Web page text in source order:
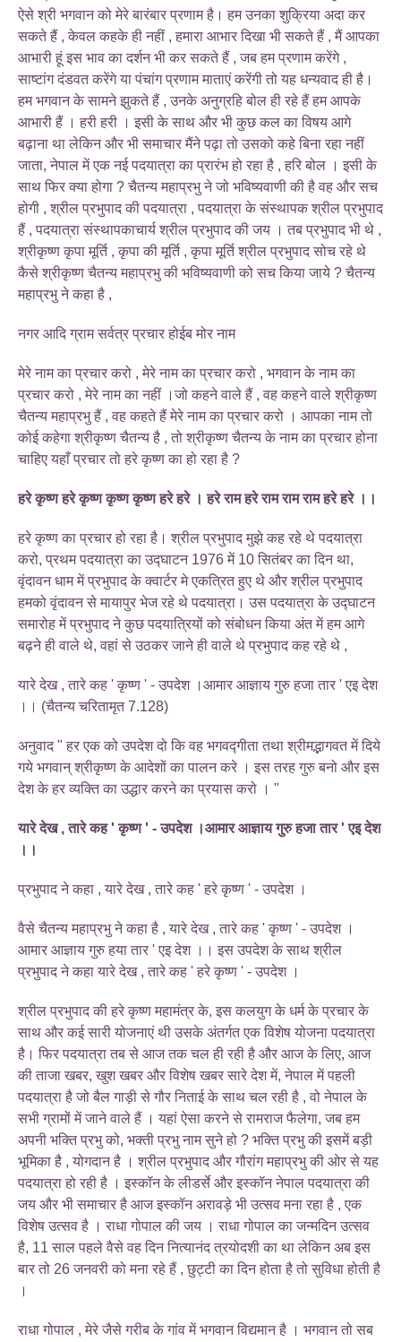
ऐसे श्री भगवान को मेरे बारंबार प्रणाम है। हम उनका शुक्रिया अदा कर
सकते हैं , केवल कहके ही नहीं , हमारा आभार दिखा भी सकते हैं , मैं आपका
आभारी हूं इस भाव का दर्शन भी कर सकते हैं , जब हम प्रणाम करेंगे ,
साष्टांग दंडवत करेंगे या पंचांग प्रणाम माताएं करेंगी तो यह धन्यवाद ही है।
हम भगवान के सामने झुकते हैं , उनके अनुग्रहि बोल ही रहे हैं हम आपके
आभारी हैं । हरी हरी । इसी के साथ और भी कुछ कल का विषय आगे
बढ़ाना था लेकिन और भी समाचार मैंने पढ़ा तो उसको कहे बिना रहा नहीं
जाता, नेपाल में एक नई पदयात्रा का प्रारंभ हो रहा है , हरि बोल । इसी के
साथ फिर क्या होगा ? चैतन्य महाप्रभु ने जो भविष्यवाणी की है वह और सच
होगी , श्रील प्रभुपाद की पदयात्रा , पदयात्रा के संस्थापक श्रील प्रभुपाद
हैं , पदयात्रा संस्थापकाचार्य श्रील प्रभुपाद की जय । तब प्रभुपाद भी थे ,
श्रीकृष्ण कृपा मूर्ति , कृपा की मूर्ति , कृपा मूर्ति श्रील प्रभुपाद सोच रहे थे
कैसे श्रीकृष्ण चैतन्य महाप्रभु की भविष्यवाणी को सच किया जाये ? चैतन्य
महाप्रभु ने कहा है ,
नगर आदि ग्राम सर्वत्र प्रचार होईब मोर नाम
मेरे नाम का प्रचार करो , मेरे नाम का प्रचार करो , भगवान के नाम का
प्रचार करो , मेरे नाम का नहीं ।जो कहने वाले हैं , वह कहने वाले श्रीकृष्ण
चैतन्य महाप्रभु हैं , वह कहते हैं मेरे नाम का प्रचार करो । आपका नाम तो
कोई कहेगा श्रीकृष्ण चैतन्य है , तो श्रीकृष्ण चैतन्य के नाम का प्रचार होना
चाहिए यहाँ प्रचार तो हरे कृष्ण का हो रहा है ?
हरे कृष्ण हरे कृष्ण कृष्ण कृष्ण हरे हरे । हरे राम हरे राम राम राम हरे हरे ।।
हरे कृष्ण का प्रचार हो रहा है। श्रील प्रभुपाद मुझे कह रहे थे पदयात्रा
करो, प्रथम पदयात्रा का उद्घाटन 1976 में 10 सितंबर का दिन था,
वृंदावन धाम में प्रभुपाद के क्वार्टर मे एकत्रित हुए थे और श्रील प्रभुपाद
हमको वृंदावन से मायापुर भेज रहे थे पदयात्रा। उस पदयात्रा के उद्घाटन
समारोह में प्रभुपाद ने कुछ पदयात्रियों को संबोधन किया अंत में हम आगे
बढ़ने ही वाले थे, वहां से उठकर जाने ही वाले थे प्रभुपाद कह रहे थे ,
यारे देख , तारे कह ' कृष्ण ' - उपदेश ।आमार आज्ञाय गुरु हजा तार ' एइ देश
।। (चैतन्य चरितामृत 7.128)
अनुवाद " हर एक को उपदेश दो कि वह भगवद्गीता तथा श्रीमद्भागवत में दिये
गये भगवान् श्रीकृष्ण के आदेशों का पालन करे । इस तरह गुरु बनो और इस
देश के हर व्यक्ति का उद्धार करने का प्रयास करो । "
यारे देख , तारे कह ' कृष्ण ' - उपदेश ।आमार आज्ञाय गुरु हजा तार ' एइ देश
।।
प्रभुपाद ने कहा , यारे देख , तारे कह ' हरे कृष्ण ' - उपदेश ।
वैसे चैतन्य महाप्रभु ने कहा है , यारे देख , तारे कह ' कृष्ण ' - उपदेश ।
आमार आज्ञाय गुरु हया तार ' एइ देश ।। इस उपदेश के साथ श्रील
प्रभुपाद ने कहा यारे देख , तारे कह ' हरे कृष्ण ' - उपदेश ।
श्रील प्रभुपाद की हरे कृष्ण महामंत्र के, इस कलयुग के धर्म के प्रचार के
साथ और कई सारी योजनाएं थी उसके अंतर्गत एक विशेष योजना पदयात्रा
है। फिर पदयात्रा तब से आज तक चल ही रही है और आज के लिए, आज
की ताजा खबर, खुश खबर और विशेष खबर सारे देश में, नेपाल में पहली
पदयात्रा है जो बैल गाड़ी से गौर निताई के साथ चल रही है , वो नेपाल के
सभी ग्रामों में जाने वाले हैं । यहां ऐसा करने से रामराज फैलेगा, जब हम
अपनी भक्ति प्रभु को, भक्ती प्रभु नाम सुने हो ? भक्ति प्रभु की इसमें बड़ी
भूमिका है , योगदान है । श्रील प्रभुपाद और गौरांग महाप्रभु की ओर से यह
पदयात्रा हो रही है । इस्कॉन के लीडर्से और इस्कॉन नेपाल पदयात्रा की
जय और भी समाचार है आज इस्कॉन अरावड़े भी उत्सव मना रहा है , एक
विशेष उत्सव है । राधा गोपाल की जय । राधा गोपाल का जन्मदिन उत्सव
है, 11 साल पहले वैसे वह दिन नित्यानंद त्रयोदशी का था लेकिन अब इस
बार तो 26 जनवरी को मना रहे हैं , छुट्टी का दिन होता है तो सुविधा होती है
।
राधा गोपाल , मेरे जैसे गरीब के गांव में भगवान विद्यमान है । भगवान तो सब